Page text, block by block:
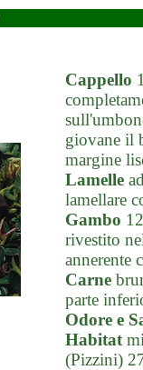
Cappello
giovane il
margine
Lamelle
lamellare
Gambo
rivestito
annerente
Carne
parte
Odore e
Habitat
(Pizzini)